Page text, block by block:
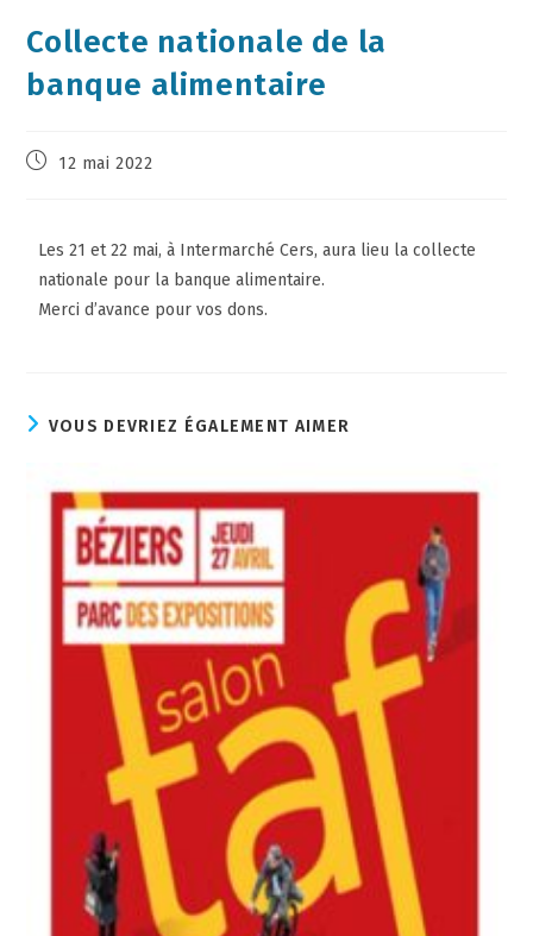
Collecte nationale de la
banque alimentaire
12 mai 2022
Les 21 et 22 mai, à Intermarché Cers, aura lieu la collecte
nationale pour la banque alimentaire.
Merci d’avance pour vos dons.
VOUS DEVRIEZ ÉGALEMENT AIMER